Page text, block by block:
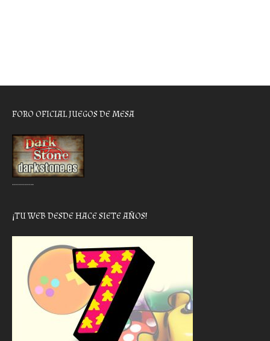
FORO OFICIAL JUEGOS DE MESA
………..
¡TU WEB DESDE HACE SIETE AÑOS!